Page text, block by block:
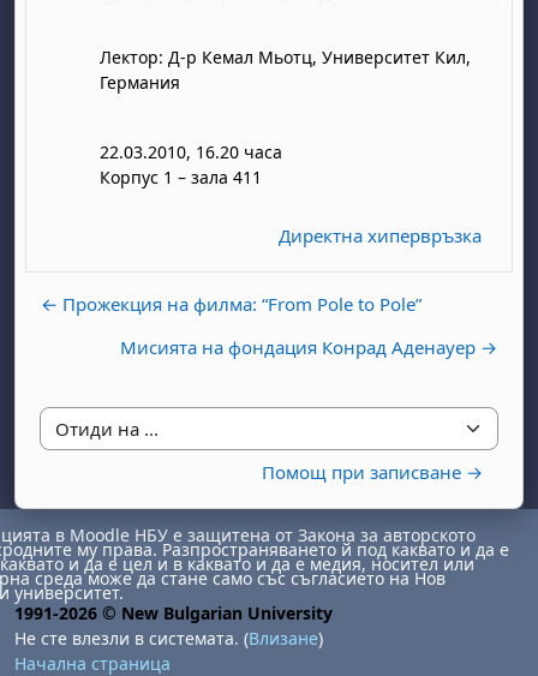
Лектор: Д-р Кемал Мьотц, Университет Кил,
Германия
22.03.2010, 16.20 часа
Корпус 1 – зала 411
Директна хипервръзка
← Прожекция на филма: “From Pole to Pole”
Мисията на фондация Конрад Аденауер →
Отиди на ...
Помощ при записване →
август
август
15 август
неделя, 16 август
август
август
22 август
неделя, 23 август
в Moodle НБУ е защитена от Закона за авторското
му права. Разпространяването й под каквато и да е
и да е цел и в каквато и да е медия, носител или
среда може да стане само със съгласието на Нов
университет.
1991-2026 © New Bulgarian University
Не сте влезли в системата. (Влизане)
Начална страница